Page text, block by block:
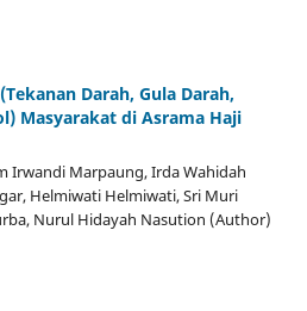
Darah, Gula Darah,
Masyarakat di Asrama Haji
Irwandi Marpaung, Irda Wahidah
Helmiwati Helmiwati, Sri Muri
Nurul Hidayah Nasution (Author)